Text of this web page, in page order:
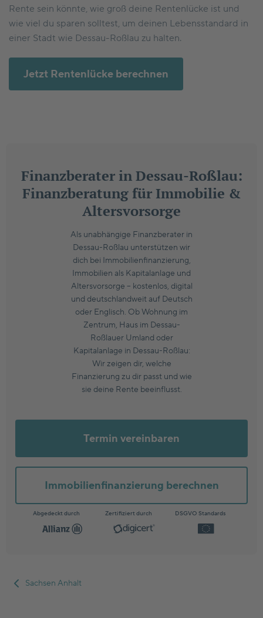
Rente sein könnte, wie groß deine Rentenlücke ist und
wie viel du sparen solltest, um deinen Lebensstandard in
einer Stadt wie Dessau-Roßlau zu halten.
Jetzt Rentenlücke berechnen
Finanzberater in Dessau-Roßlau:
Finanzberatung für Immobilie &
Altersvorsorge
Als unabhängige Finanzberater in
Dessau-Roßlau unterstützen wir
dich bei Immobilienfinanzierung,
Immobilien als Kapitalanlage und
Altersvorsorge – kostenlos, digital
und deutschlandweit auf Deutsch
oder Englisch. Ob Wohnung im
Zentrum, Haus im Dessau-
Roßlauer Umland oder
Kapitalanlage in Dessau-Roßlau:
Wir zeigen dir, welche
Finanzierung zu dir passt und wie
sie deine Rente beeinflusst.
Termin vereinbaren
Immobilienfinanzierung berechnen
Abgedeckt durch Zertifiziert durch DSGVO Standards
Sachsen Anhalt